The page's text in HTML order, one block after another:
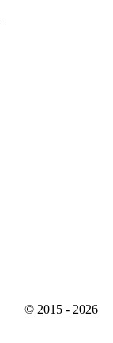
© 2015 - 2026